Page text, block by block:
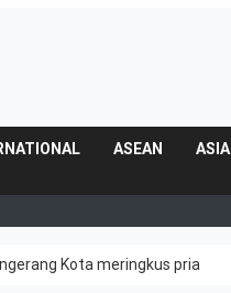
ASEAN ASIA
Kota meringkus pria